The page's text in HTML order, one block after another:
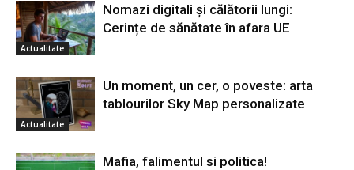
Actualitate
Nomazi digitali și călătorii lungi:
Cerințe de sănătate în afara UE
Actualitate
Un moment, un cer, o poveste: arta
tablourilor Sky Map personalizate
Mafia, falimentul si politica!